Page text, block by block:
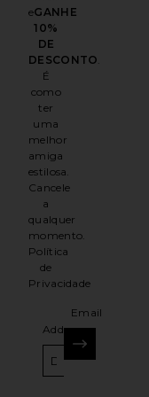
eGANHE
10%
DE
DESCONTO.
É
como
ter
uma
melhor
amiga
estilosa.
Cancele
a
qualquer
momento.
Política
de
Privacidade
Email
Address